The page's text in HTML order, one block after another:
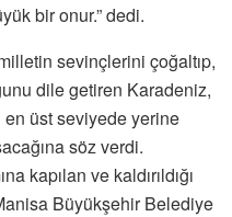
bir onur.” dedi.
sevinçlerini çoğaltıp,
dile getiren Karadeniz,
üst seviyede yerine
söz verdi.
kapılan ve kaldırıldığı
Büyükşehir Belediye